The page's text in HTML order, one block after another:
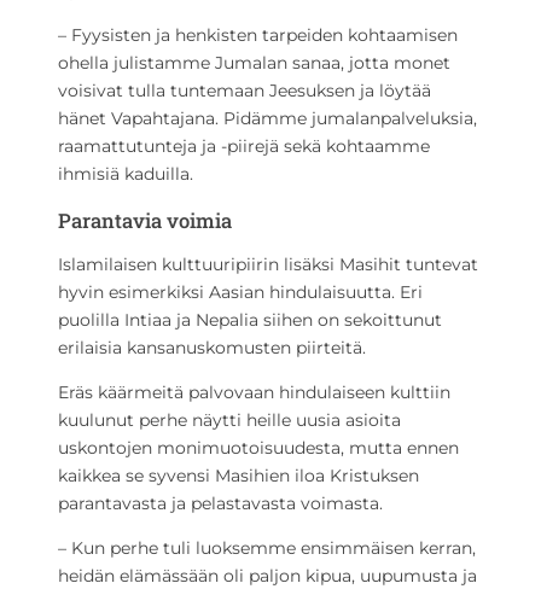
– Fyysisten ja henkisten tarpeiden kohtaamisen
ohella julistamme Jumalan sanaa, jotta monet
voisivat tulla tuntemaan Jeesuksen ja löytää
hänet Vapahtajana. Pidämme jumalanpalveluksia,
raamattutunteja ja -piirejä sekä kohtaamme
ihmisiä kaduilla.
Parantavia voimia
Islamilaisen kulttuuripiirin lisäksi Masihit tuntevat
hyvin esimerkiksi Aasian hindulaisuutta. Eri
puolilla Intiaa ja Nepalia siihen on sekoittunut
erilaisia kansanuskomusten piirteitä.
Eräs käärmeitä palvovaan hindulaiseen kulttiin
kuulunut perhe näytti heille uusia asioita
uskontojen monimuotoisuudesta, mutta ennen
kaikkea se syvensi Masihien iloa Kristuksen
parantavasta ja pelastavasta voimasta.
– Kun perhe tuli luoksemme ensimmäisen kerran,
heidän elämässään oli paljon kipua, uupumusta ja